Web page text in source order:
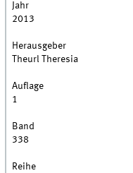
Jahr
2013
Herausgeber
Theurl Theresia
Auflage
1
Band
338
Reihe